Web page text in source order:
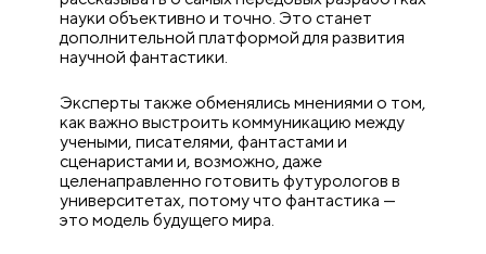
науки объективно и точно. Это станет
дополнительной платформой для развития
научной фантастики.
Эксперты также обменялись мнениями о том,
как важно выстроить коммуникацию между
учеными, писателями, фантастами и
сценаристами и, возможно, даже
целенаправленно готовить футурологов в
университетах, потому что фантастика —
это модель будущего мира.